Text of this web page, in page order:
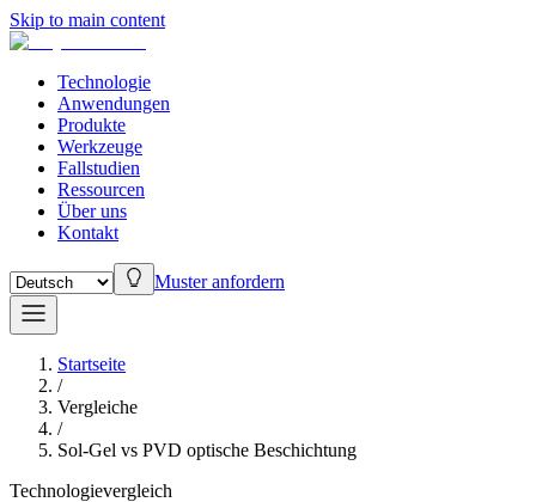
Skip to main content
Technologie
Anwendungen
Produkte
Werkzeuge
Fallstudien
Ressourcen
Über uns
Kontakt
Muster anfordern
Startseite
/
Vergleiche
/
Sol-Gel vs PVD optische Beschichtung
Technologievergleich